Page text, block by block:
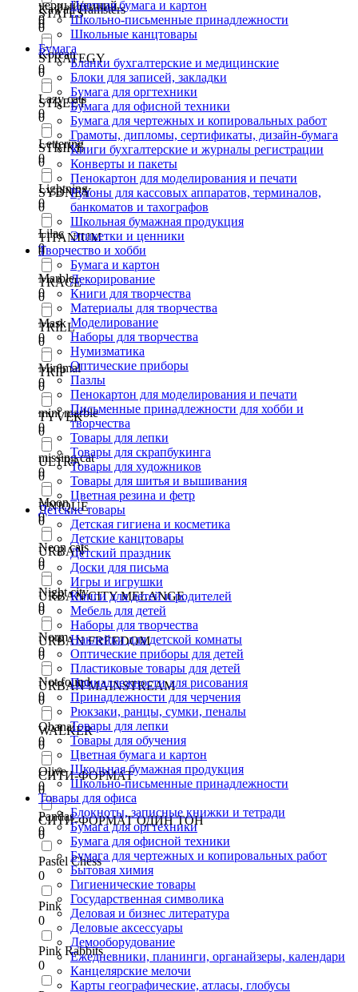
черный/синий
0
Kawaii Hamsters
0
Korean
0
Lazy cats
0
Lettering
0
Lightning
0
Lilac
0
Marble
0
Mask
0
Minimal
0
mint marble
0
missing cat
0
Moon
0
Neon cats
0
Night city
0
Norm
0
Not found
0
Obanai
0
Olive
0
Pandas
0
Pastel Chess
0
Pink
0
Pink Rabbits
0
STATES
0
STRATEGY
0
STREET
0
STRIKE
0
SYDNEY
0
TITANIUM
0
TRACE
0
TRILL
0
TRIP
0
TYVEK
0
ULTRA
0
UNIQUE
0
URBAN
0
URBAN CITY MELANGE
0
URBAN FREEDOM
0
URBAN MAINSTREAM
0
WALKER
0
СИТИ-ФОРМАТ
0
СИТИ-ФОРМАТ ОДИН ТОН
0
Цветная бумага и картон
Школьно-письменные принадлежности
Школьные канцтовары
Бумага
Бланки бухгалтерские и медицинские
Блоки для записей, закладки
Бумага для оргтехники
Бумага для офисной техники
Бумага для чертежных и копировальных работ
Грамоты, дипломы, сертификаты, дизайн-бумага
Книги бухгалтерские и журналы регистрации
Конверты и пакеты
Пенокартон для моделирования и печати
Рулоны для кассовых аппаратов, терминалов,
банкоматов и тахографов
Школьная бумажная продукция
Этикетки и ценники
Творчество и хобби
Бумага и картон
Декорирование
Книги для творчества
Материалы для творчества
Моделирование
Наборы для творчества
Нумизматика
Оптические приборы
Пазлы
Пенокартон для моделирования и печати
Письменные принадлежности для хобби и
творчества
Товары для лепки
Товары для скрапбукинга
Товары для художников
Товары для шитья и вышивания
Цветная резина и фетр
Детские товары
Детская гигиена и косметика
Детские канцтовары
Детский праздник
Доски для письма
Игры и игрушки
Книги для детей и родителей
Мебель для детей
Наборы для творчества
Наклейки для детской комнаты
Оптические приборы для детей
Пластиковые товары для детей
Принадлежности для рисования
Принадлежности для черчения
Рюкзаки, ранцы, сумки, пеналы
Товары для лепки
Товары для обучения
Цветная бумага и картон
Школьная бумажная продукция
Школьно-письменные принадлежности
Товары для офиса
Блокноты, записные книжки и тетради
Бумага для оргтехники
Бумага для офисной техники
Бумага для чертежных и копировальных работ
Бытовая химия
Гигиенические товары
Государственная символика
Деловая и бизнес литература
Деловые аксессуары
Демооборудование
Ежедневники, планинги, органайзеры, календари
Канцелярские мелочи
Карты географические, атласы, глобусы